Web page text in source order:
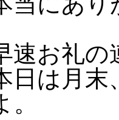
速お礼の
日は月末
。